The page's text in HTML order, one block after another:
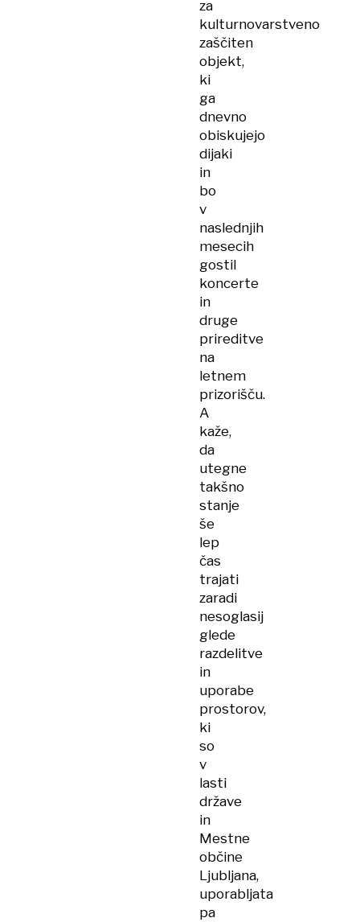
za
kulturnovarstveno
zaščiten
objekt,
ki
ga
dnevno
obiskujejo
dijaki
in
bo
v
naslednjih
mesecih
gostil
koncerte
in
druge
prireditve
na
letnem
prizorišču.
A
kaže,
da
utegne
takšno
stanje
še
lep
čas
trajati
zaradi
nesoglasij
glede
razdelitve
in
uporabe
prostorov,
ki
so
v
lasti
države
in
Mestne
občine
Ljubljana,
uporabljata
pa